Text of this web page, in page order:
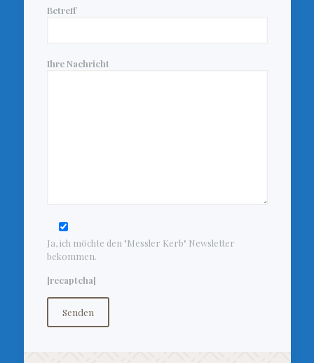
Betreff
Ihre Nachricht
Ja, ich möchte den "Messler Kerb" Newsletter
bekommen.
[recaptcha]